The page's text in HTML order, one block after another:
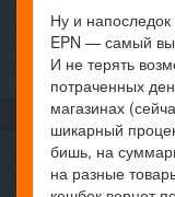
Ну и
EPN — самый
И не терять
потраченных
магазинах
шикарный
бишь, на
на разные